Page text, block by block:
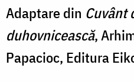
Adaptare din Cuvânt
duhovnicească,
Papacioc, Editura